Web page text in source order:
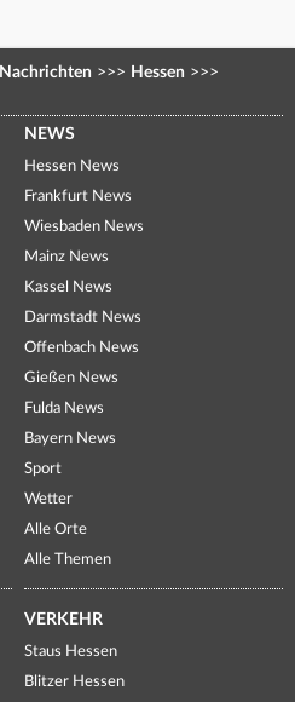
Nachrichten >>> Hessen >>>
NEWS
Hessen News
Frankfurt News
Wiesbaden News
Mainz News
Kassel News
Darmstadt News
Offenbach News
Gießen News
Fulda News
Bayern News
Sport
Wetter
Alle Orte
Alle Themen
VERKEHR
Staus Hessen
Blitzer Hessen